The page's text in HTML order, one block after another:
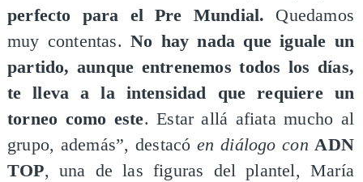
perfecto para el Pre Mundial. Quedamos
muy contentas. No hay nada que iguale un
partido, aunque entrenemos todos los días,
te lleva a la intensidad que requiere un
torneo como este. Estar allá afiata mucho al
grupo, además”, destacóen diálogo con ADN
TOP, una de las figuras del plantel, María